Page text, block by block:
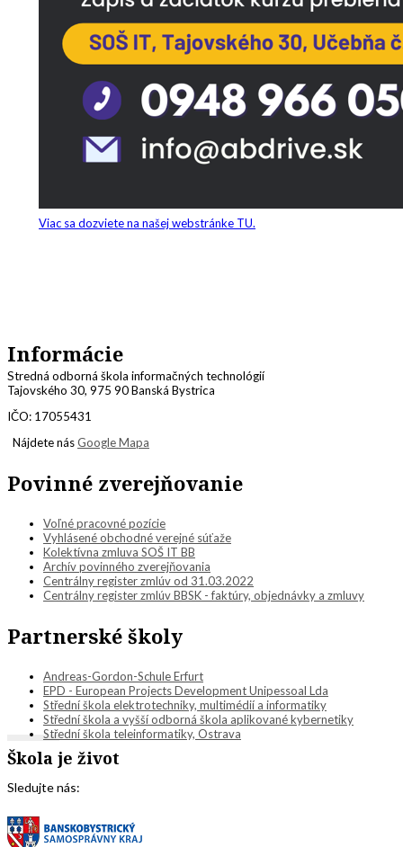
Viac sa dozviete na našej webstránke TU.
Informácie
Stredná odborná škola informačných technológií
Tajovského 30, 975 90 Banská Bystrica
IČO: 17055431
Nájdete násGoogle Mapa
Povinné zverejňovanie
Voľné pracovné pozície
Vyhlásené obchodné verejné súťaže
Kolektívna zmluva SOŠ IT BB
Archív povinného zverejňovania
Centrálny register zmlúv od 31.03.2022
Centrálny register zmlúv BBSK - faktúry, objednávky a zmluvy
Partnerské školy
Andreas-Gordon-Schule Erfurt
EPD - European Projects Development Unipessoal Lda
Střední škola elektrotechniky, multimédií a informatiky
Střední škola a vyšší odborná škola aplikované kybernetiky
Střední škola teleinformatiky, Ostrava
Škola je život
Sledujte nás: